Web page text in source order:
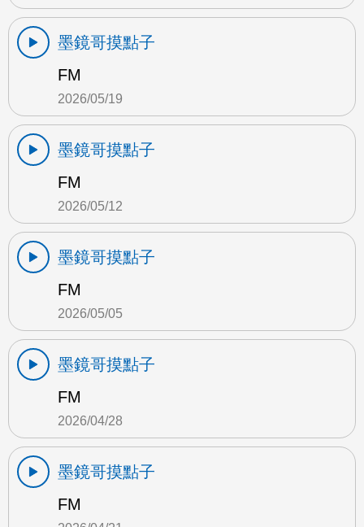
墨鏡哥摸點子
FM
2026/05/19
墨鏡哥摸點子
FM
2026/05/12
墨鏡哥摸點子
FM
2026/05/05
墨鏡哥摸點子
FM
2026/04/28
墨鏡哥摸點子
FM